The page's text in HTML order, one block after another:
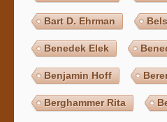
Bart D. Ehrman
Benedek Elek
Benjamin Hoff
Berghammer Rita